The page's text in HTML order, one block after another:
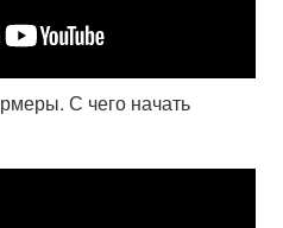
С чего начать